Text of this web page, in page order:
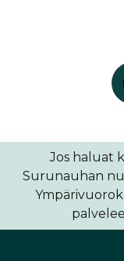
Jos haluat
Surunauhan